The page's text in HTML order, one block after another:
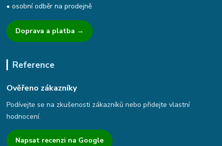
• osobní odběr na prodejně
Doprava a platba →
Reference
Ověřeno zákazníky
Podívejte se na zkušenosti zákazníků nebo přidejte vlastní
hodnocení.
Napsat recenzi na Google